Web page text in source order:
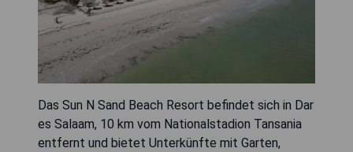
Das Sun N Sand Beach Resort befindet sich in Dar
es Salaam, 10 km vom Nationalstadion Tansania
entfernt und bietet Unterkünfte mit Garten,